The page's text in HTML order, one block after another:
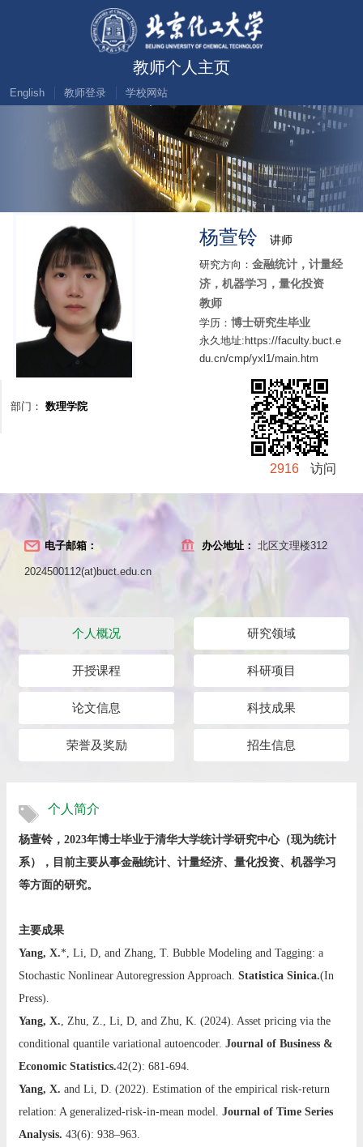
教师个人主页
English 教师登录 学校网站
杨萱铃 讲师
研究方向：金融统计，计量经
济，机器学习，量化投资
教师
学历：博士研究生毕业
永久地址:https://faculty.buct.e
du.cn/cmp/yxl1/main.htm
部门：数理学院
2916 访问
电子邮箱：
2024500112(at)buct.edu.cn
办公地址： 北区文理楼312
个人概况 研究领域
开授课程 科研项目
论文信息 科技成果
荣誉及奖励 招生信息
个人简介
杨萱铃，2023年博士毕业于清华大学统计学研究中心（现为统计
系），目前主要从事金融统计、计量经济、量化投资、机器学习
等方面的研究。
主要成果
Yang, X.*, Li, D, and Zhang, T. Bubble Modeling and Tagging: a
Stochastic Nonlinear Autoregression Approach. Statistica Sinica.(In
Press).
Yang, X., Zhu, Z., Li, D, and Zhu, K. (2024). Asset pricing via the
conditional quantile variational autoencoder. Journal of Business &
Economic Statistics.42(2): 681-694.
Yang, X. and Li, D. (2022). Estimation of the empirical risk-return
relation: A generalized-risk-in-mean model. Journal of Time Series
Analysis. 43(6): 938–963.